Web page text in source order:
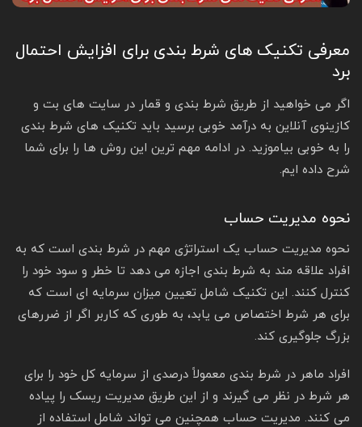
معرفی تکنیک های شرط بندی برای افزایش احتمال
برد
اگر می خواهید از طریق شرط بندی و قمار در سایت های بت و
کازینوی آنلاین به درآمد خوبی برسید باید تکنیک های شرط بندی
را به خوبی بیاموزید. در ادامه مهم ترین این روش ها را برای شما
شرح داده ایم.
نحوه مدیریت حساب
نحوه مدیریت حساب یک استراتژی مهم در شرط بندی است که به
افراد علاقه مند به شرط بندی اجازه می دهد تا خطر و سود خود را
کنترل کنند. این تکنیک شامل تعیین میزان سرمایه ای است که
برای هر شرط اختصاص می یابد، به طوری که کاربر اگر از ضررهای
بزرگ جلوگیری کند.
افراد ماهر در شرط بندی معمولاً درصدی از سرمایه کل خود را برای
هر شرط در نظر می گیرند و از این طریق مدیریت ریسک را پیاده
می کنند. مدیریت حساب همچنین می تواند شامل استفاده از